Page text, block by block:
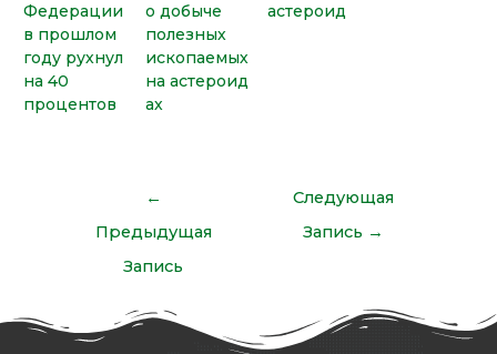
Федерации
в прошлом
году рухнул
на 40
процентов
о добыче
полезных
ископаемых
на астероид
ах
астероид
←
Предыдущая
Запись
Следующая
Запись →